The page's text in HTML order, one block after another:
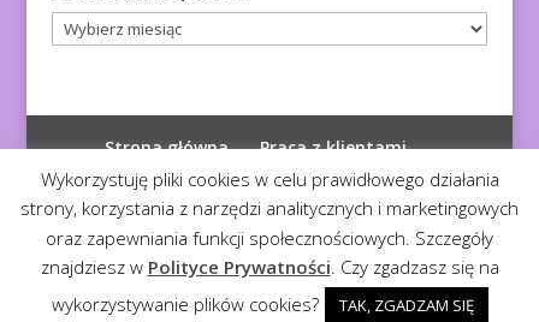
Archiwum
artykułów
Strona główna
Praca z klientami
Polityka prywatności
© 2026 Diagnoza Duszy| Kopiowanie zabronione
Realizacja:Serwis4U - Narzędzia dla eMarketera
Wykorzystuję pliki cookies w celu prawidłowego działania
strony, korzystania z narzędzi analitycznych i marketingowych
oraz zapewniania funkcji społecznościowych. Szczegóły
znajdziesz w Polityce Prywatności. Czy zgadzasz się na
wykorzystywanie plików cookies?
TAK, ZGADZAM SIĘ